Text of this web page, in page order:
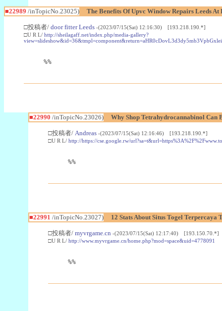
■22989 /inTopicNo.23025) The Benefits Of Upvc Window Repairs Leeds
□投稿者/ door fitter Leeds -(2023/07/15(Sat) 12:16:30) [193.218.190.*]
□U R L/ http://sheilagaff.net/index.php/media-gallery?
%%
■22990 /inTopicNo.23026) Why Shop Tetrahydrocannabinol Can
□投稿者/ Andreas -(2023/07/15(Sat) 12:16:46) [193.218.190.*]
□U R L/ http://https://cse.google.rw/
%%
■22991 /inTopicNo.23027) 12 Stats About Situs Togel Terpercaya
□投稿者/ myvrgame.cn -(2023/07/15(Sat) 12:17:40) [193.150.70.*]
□U R L/ http://www.myvrgame.cn/home.php?mod=space&uid=4778091
%%